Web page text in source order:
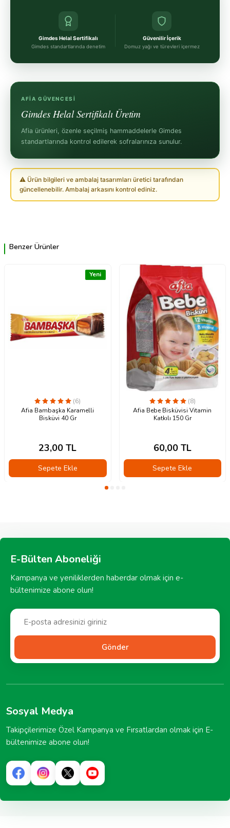
Gimdes Helal Sertifikalı
Gimdes standartlarında denetim
Güvenilir İçerik
Domuz yağı ve türevleri içermez
AFIA GÜVENCESI
Gimdes Helal Sertifikalı Üretim
Afia ürünleri, özenle seçilmiş hammaddelerle Gimdes
standartlarında kontrol edilerek sofralarınıza sunulur.
⚠ Ürün bilgileri ve ambalaj tasarımları üretici tarafından
güncellenebilir. Ambalaj arkasını kontrol ediniz.
Benzer Ürünler
Yeni
(6)
Afia Bambaşka Karamelli
Bisküvi 40 Gr
23,00 TL
Sepete Ekle
(8)
Afia Bebe Bisküvisi Vitamin
Katkılı 150 Gr
60,00TL
Sepete Ekle
E-Bülten Aboneliği
Kampanya ve yeniliklerden haberdar olmak için e-
bültenimize abone olun!
Gönder
Sosyal Medya
Takipçilerimize Özel Kampanya ve Fırsatlardan olmak için E-
bültenimize abone olun!